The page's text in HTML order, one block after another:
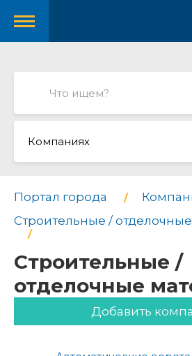
Компаниях
Портал города
Строительные /
Строительные /
отделочные
Добавить